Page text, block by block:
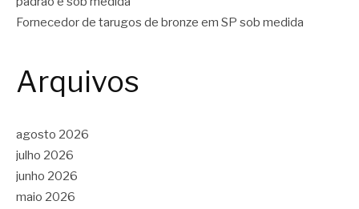
Fornecedor de tarugos de bronze em SP sob medida
Arquivos
agosto 2026
julho 2026
junho 2026
maio 2026